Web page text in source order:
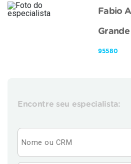
Fabio
95580
Encontre seu especialista: